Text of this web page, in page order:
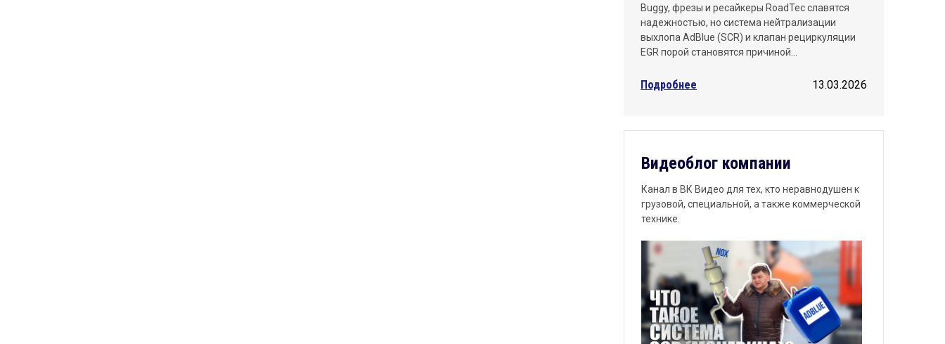
Buggy, фрезы и ресайкеры RoadTec славятся
надежностью, но система нейтрализации
выхлопа AdBlue (SCR) и клапан рециркуляции
EGR порой становятся причиной…
13.03.2026
Подробнее
Видеоблог компании
Канал в ВК Видео для тех, кто неравнодушен к
грузовой, специальной, а также коммерческой
технике.